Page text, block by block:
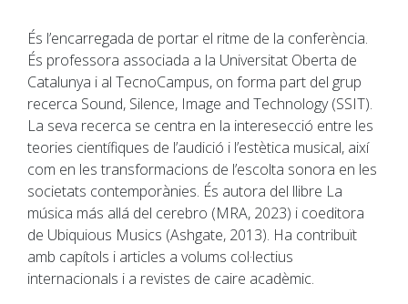
És l’encarregada de portar el ritme de la conferència.
És professora associada a la Universitat Oberta de
Catalunya i al TecnoCampus, on forma part del grup
recerca Sound, Silence, Image and Technology (SSIT).
La seva recerca se centra en la interesecció entre les
teories científiques de l’audició i l’estètica musical, així
com en les transformacions de l’escolta sonora en les
societats contemporànies. És autora del llibre La
música más allá del cerebro (MRA, 2023) i coeditora
de Ubiquious Musics (Ashgate, 2013). Ha contribuït
amb capítols i articles a volums col·lectius
internacionals i a revistes de caire acadèmic.